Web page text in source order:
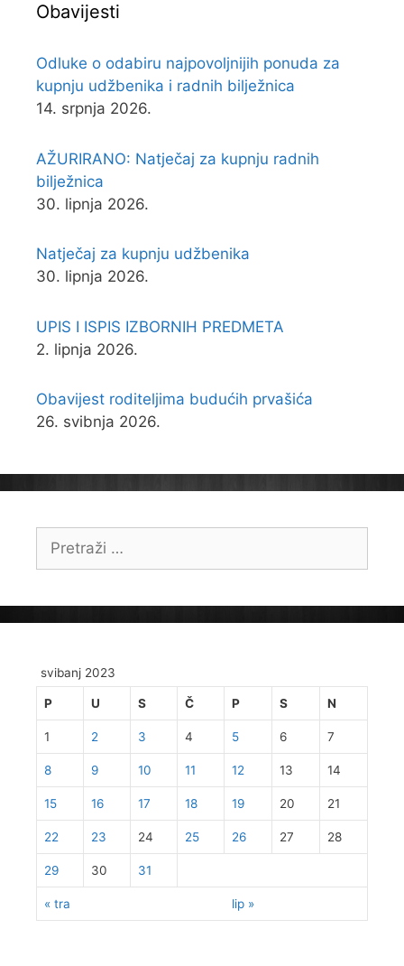
Obavijesti
Odluke o odabiru najpovoljnijih ponuda za
kupnju udžbenika i radnih bilježnica
14. srpnja 2026.
AŽURIRANO: Natječaj za kupnju radnih
bilježnica
30. lipnja 2026.
Natječaj za kupnju udžbenika
30. lipnja 2026.
UPIS I ISPIS IZBORNIH PREDMETA
2. lipnja 2026.
Obavijest roditeljima budućih prvašića
26. svibnja 2026.
Pretraži:
svibanj 2023
P U S Č P S N
« tra lip »
1 2 3 4 5 6 7
8 9 10 11 12 13 14
15 16 17 18 19 20 21
22 23 24 25 26 27 28
29 30 31